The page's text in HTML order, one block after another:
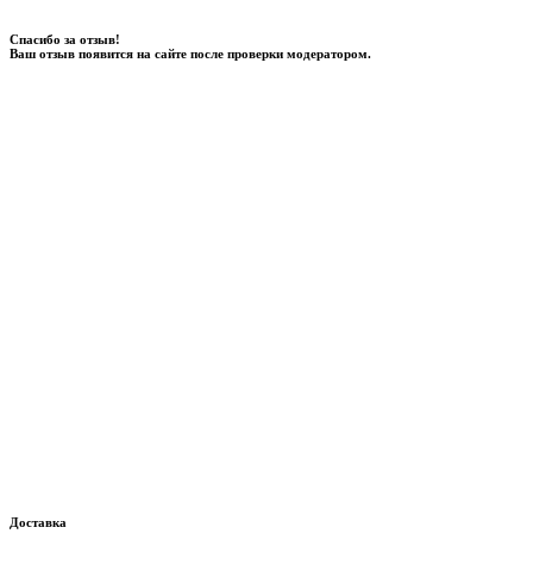
Спасибо за отзыв!
Ваш отзыв появится на сайте после проверки модератором.
Доставка